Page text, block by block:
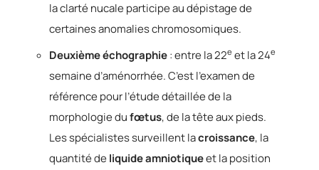
la clarté nucale participe au dépistage de
certaines anomalies chromosomiques.
Deuxième échographie: entre la 22e et la 24e
semaine d’aménorrhée. C’est l’examen de
référence pour l’étude détaillée de la
morphologie dufœtus, de la tête aux pieds.
Les spécialistes surveillent lacroissance, la
quantité deliquide amniotiqueet la position